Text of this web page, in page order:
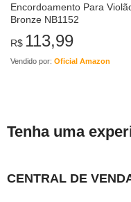
Encordoamento Para
Bronze NB1152
R$ 113,99
Vendido por: Oficial Amazon
Tenha uma
CENTRAL DE